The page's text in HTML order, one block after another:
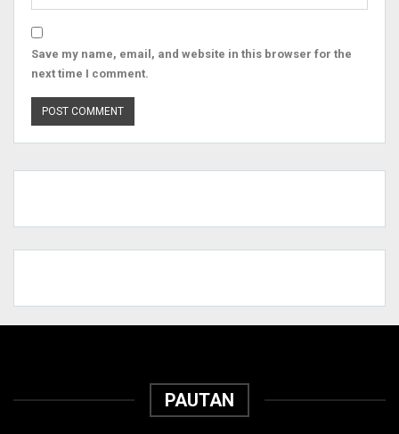
Save my name, email, and website in this browser for the
next time I comment.
PAUTAN